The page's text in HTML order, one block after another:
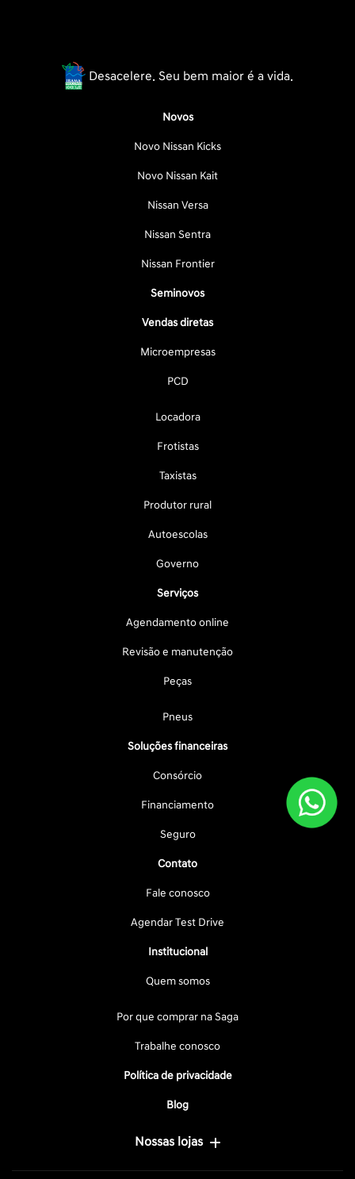
Desacelere. Seu bem maior é a vida.
Novos
Novo Nissan Kicks
Novo Nissan Kait
Nissan Versa
Nissan Sentra
Nissan Frontier
Seminovos
Vendas diretas
Microempresas
PCD
Locadora
Frotistas
Taxistas
Produtor rural
Autoescolas
Governo
Serviços
Agendamento online
Revisão e manutenção
Peças
Pneus
Soluções financeiras
Consórcio
Financiamento
Seguro
Contato
Fale conosco
Agendar Test Drive
Institucional
Quem somos
Por que comprar na Saga
Trabalhe conosco
Política de privacidade
Blog
Nossas lojas